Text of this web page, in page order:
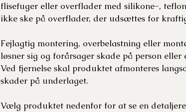
flisefuger eller overflader med silikone-,
ikke ske på overflader, der udsættes for
Fejlagtig montering, overbelastning eller
løsner sig og forårsager skade på person
Ved fjernelse skal produktet afmonteres
skader på underlaget.
Vælg produktet nedenfor for at se en